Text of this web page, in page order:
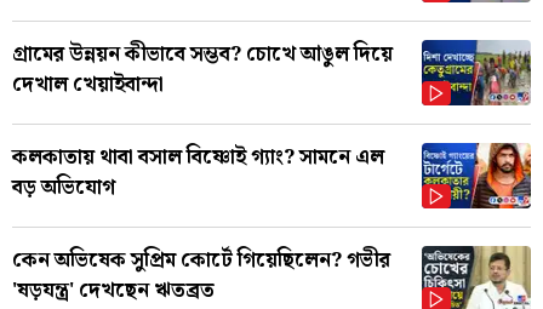
গ্রামের উন্নয়ন কীভাবে সম্ভব? চোখে আঙুল দিয়ে
দেখাল খেয়াইবান্দা
কলকাতায় থাবা বসাল বিষ্ণোই গ্যাং? সামনে এল
বড় অভিযোগ
কেন অভিষেক সুপ্রিম কোর্টে গিয়েছিলেন? গভীর
'ষড়যন্ত্র' দেখছেন ঋতব্রত